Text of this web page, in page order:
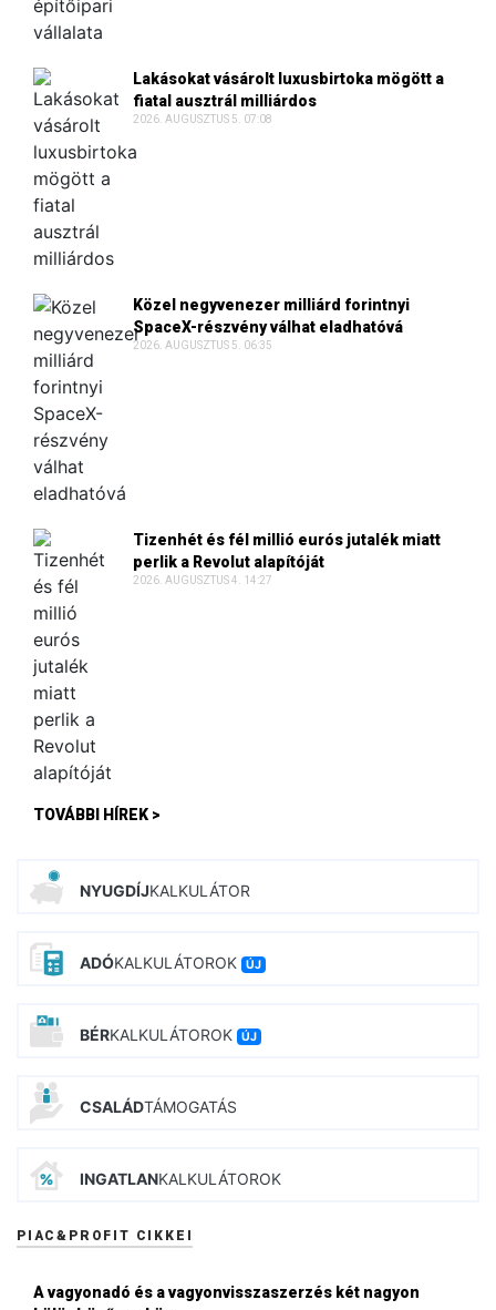
Lakásokat vásárolt luxusbirtoka mögött a
fiatal ausztrál milliárdos
2026. AUGUSZTUS 5. 07:08
Közel negyvenezer milliárd forintnyi
SpaceX-részvény válhat eladhatóvá
2026. AUGUSZTUS 5. 06:35
Tizenhét és fél millió eurós jutalék miatt
perlik a Revolut alapítóját
2026. AUGUSZTUS 4. 14:27
TOVÁBBI HÍREK >
NYUGDÍJKALKULÁTOR
ADÓKALKULÁTOROK ÚJ
BÉRKALKULÁTOROK ÚJ
CSALÁDTÁMOGATÁS
INGATLANKALKULÁTOROK
PIAC&PROFIT CIKKEI
A vagyonadó és a vagyonvisszaszerzés két nagyon